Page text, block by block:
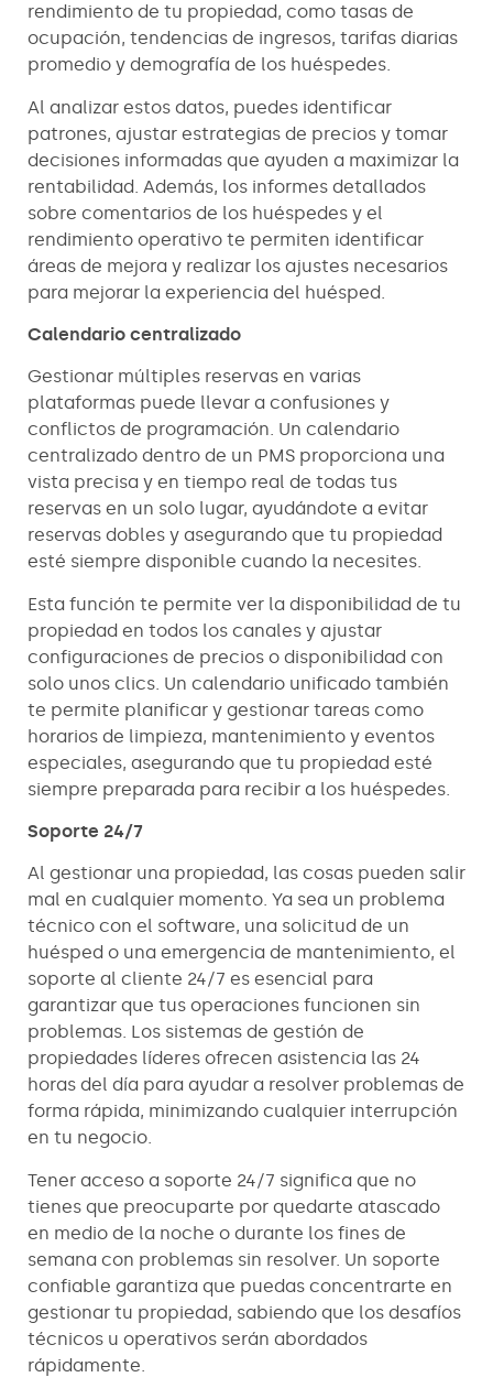
rendimiento de tu propiedad, como tasas de
ocupación, tendencias de ingresos, tarifas diarias
promedio y demografía de los huéspedes.
Al analizar estos datos, puedes identificar
patrones, ajustar estrategias de precios y tomar
decisiones informadas que ayuden a maximizar la
rentabilidad. Además, los informes detallados
sobre comentarios de los huéspedes y el
rendimiento operativo te permiten identificar
áreas de mejora y realizar los ajustes necesarios
para mejorar la experiencia del huésped.
Calendario centralizado
Gestionar múltiples reservas en varias
plataformas puede llevar a confusiones y
conflictos de programación. Un calendario
centralizado dentro de un PMS proporciona una
vista precisa y en tiempo real de todas tus
reservas en un solo lugar, ayudándote a evitar
reservas dobles y asegurando que tu propiedad
esté siempre disponible cuando la necesites.
Esta función te permite ver la disponibilidad de tu
propiedad en todos los canales y ajustar
configuraciones de precios o disponibilidad con
solo unos clics. Un calendario unificado también
te permite planificar y gestionar tareas como
horarios de limpieza, mantenimiento y eventos
especiales, asegurando que tu propiedad esté
siempre preparada para recibir a los huéspedes.
Soporte 24/7
Al gestionar una propiedad, las cosas pueden salir
mal en cualquier momento. Ya sea un problema
técnico con el software, una solicitud de un
huésped o una emergencia de mantenimiento, el
soporte al cliente 24/7 es esencial para
garantizar que tus operaciones funcionen sin
problemas. Los sistemas de gestión de
propiedades líderes ofrecen asistencia las 24
horas del día para ayudar a resolver problemas de
forma rápida, minimizando cualquier interrupción
en tu negocio.
Tener acceso a soporte 24/7 significa que no
tienes que preocuparte por quedarte atascado
en medio de la noche o durante los fines de
semana con problemas sin resolver. Un soporte
confiable garantiza que puedas concentrarte en
gestionar tu propiedad, sabiendo que los desafíos
técnicos u operativos serán abordados
rápidamente.